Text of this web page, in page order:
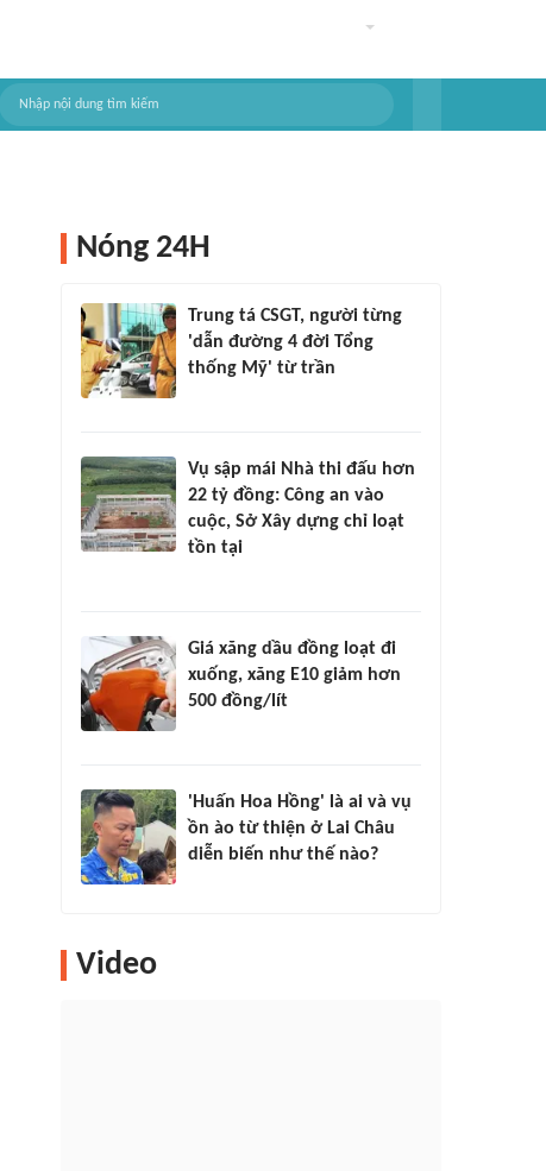
Nóng 24H
Trung tá CSGT, người từng
'dẫn đường 4 đời Tổng
thống Mỹ' từ trần
Vụ sập mái Nhà thi đấu hơn
22 tỷ đồng: Công an vào
cuộc, Sở Xây dựng chỉ loạt
tồn tại
Giá xăng dầu đồng loạt đi
xuống, xăng E10 giảm hơn
500 đồng/lít
'Huấn Hoa Hồng' là ai và vụ
ồn ào từ thiện ở Lai Châu
diễn biến như thế nào?
Video